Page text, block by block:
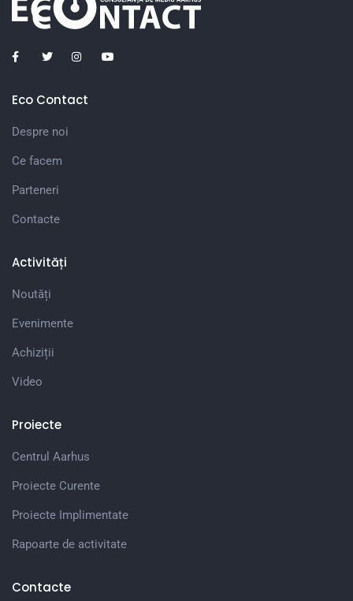
Eco Contact
Despre noi
Ce facem
Parteneri
Contacte
Activități
Noutăți
Evenimente
Achiziții
Video
Proiecte
Centrul Aarhus
Proiecte Curente
Proiecte Implimentate
Rapoarte de activitate
Contacte